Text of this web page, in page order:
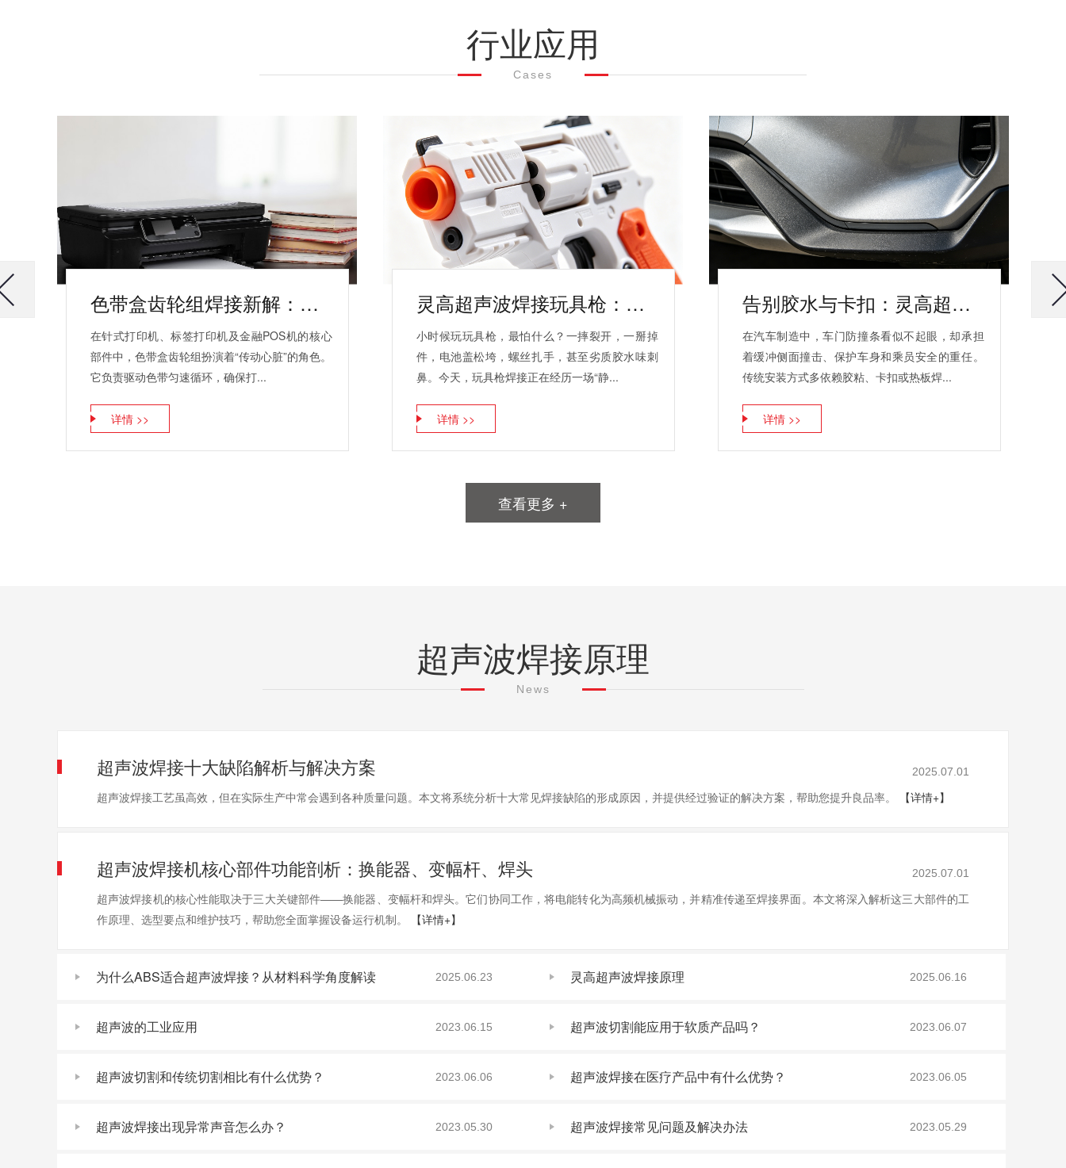
行业应用
Cases
色带盒齿轮组焊接新解：为什么高端打印设备都在转向超声波工艺？
在针式打印机、标签打印机及金融POS机的核心
部件中，色带盒齿轮组扮演着“传动心脏”的角色。
它负责驱动色带匀速循环，确保打...
详情 >>
灵高超声波焊接玩具枪：告别胶水，更安全、更酷、更耐用
小时候玩玩具枪，最怕什么？一摔裂开，一掰掉
件，电池盖松垮，螺丝扎手，甚至劣质胶水味刺
鼻。今天，玩具枪焊接正在经历一场“静...
详情 >>
告别胶水与卡扣：灵高超声波焊接如何让车门防撞条“焊”卫安全与品质
在汽车制造中，车门防撞条看似不起眼，却承担
着缓冲侧面撞击、保护车身和乘员安全的重任。
传统安装方式多依赖胶粘、卡扣或热板焊...
详情 >>
查看更多 +
超声波焊接原理
News
超声波焊接十大缺陷解析与解决方案 2025.07.01
超声波焊接工艺虽高效，但在实际生产中常会遇到各种质量问题。本文将系统分析十大常见焊接缺陷的形成原因，并提供经过验证的解决方案，帮助您提升良品率。 【详情+】
超声波焊接机核心部件功能剖析：换能器、变幅杆、焊头 2025.07.01
超声波焊接机的核心性能取决于三大关键部件——换能器、变幅杆和焊头。它们协同工作，将电能转化为高频机械振动，并精准传递至焊接界面。本文将深入解析这三大部件的工
作原理、选型要点和维护技巧，帮助您全面掌握设备运行机制。
【详情+】
为什么ABS适合超声波焊接？从材料科学角度解读 2025.06.23 灵高超声波焊接原理 2025.06.16
超声波的工业应用 2023.06.15 超声波切割能应用于软质产品吗？ 2023.06.07
超声波切割和传统切割相比有什么优势？ 2023.06.06 超声波焊接在医疗产品中有什么优势？ 2023.06.05
超声波焊接出现异常声音怎么办？ 2023.05.30 超声波焊接常见问题及解决办法 2023.05.29